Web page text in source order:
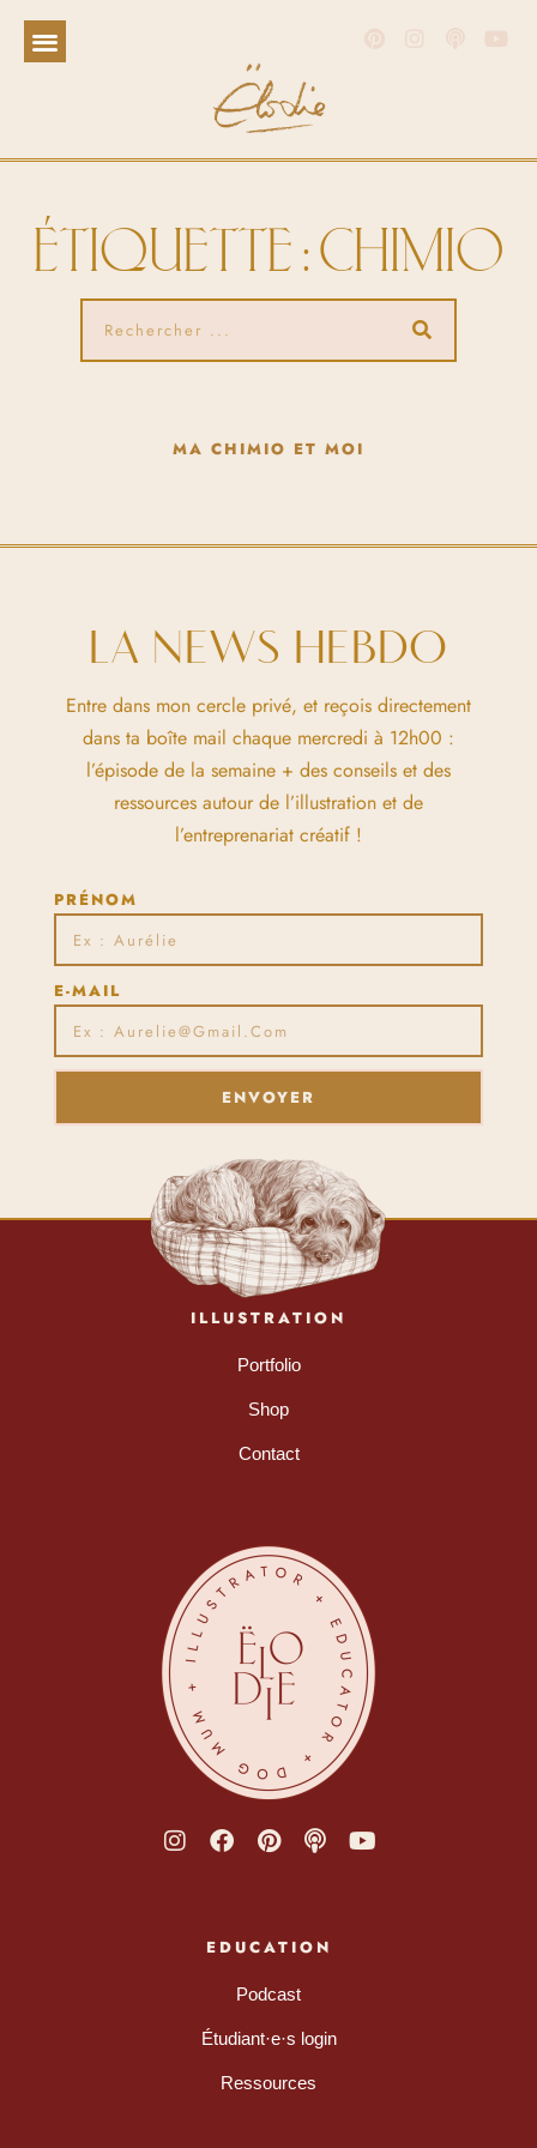
ÉTIQUETTE : CHIMIO
MA CHIMIO ET MOI
LA NEWS HEBDO
Entre dans mon cercle privé, et reçois directement
dans ta boîte mail chaque mercredi à 12h00 :
l’épisode de la semaine + des conseils et des
ressources autour de l’illustration et de
l’entreprenariat créatif !
PRÉNOM
E-MAIL
ENVOYER
ILLUSTRATION
Portfolio
Shop
Contact
EDUCATION
Podcast
Étudiant·e·s login
Ressources